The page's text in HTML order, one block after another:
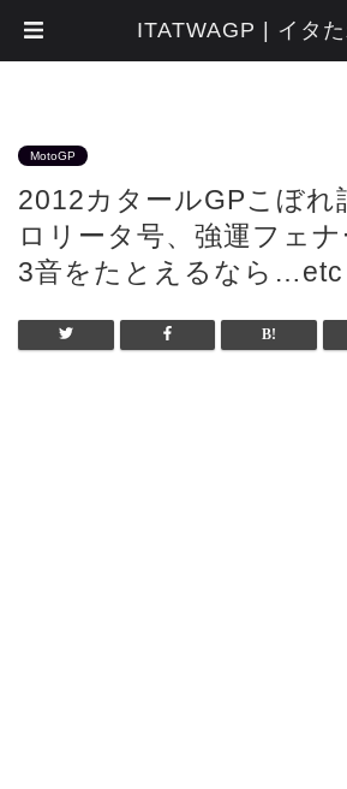
MotoGP
2012カタールGPこぼれ
ロリータ号、強運フェ
3音をたとえるなら…etc
ITATWAGP | イタ